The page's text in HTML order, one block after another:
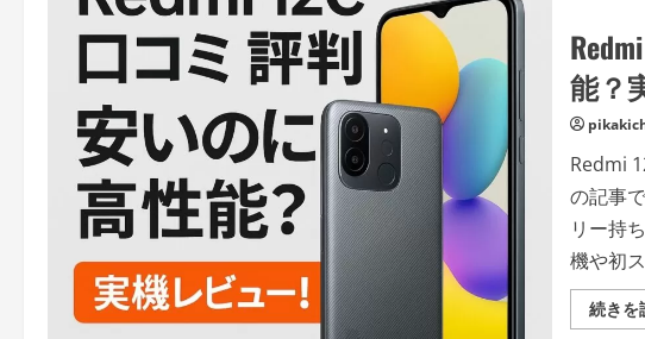
能？
Redmi
の記事
リー持
機や初
続きを